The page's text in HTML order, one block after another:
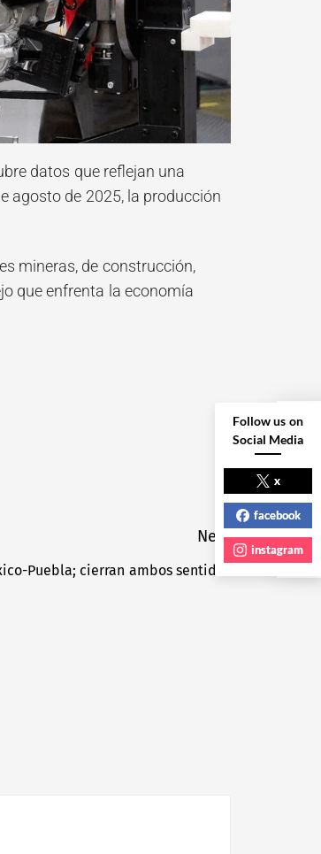
datos que reflejan una
agosto de 2025, la producción
mineras, de construcción,
que enfrenta la economía
Next
Puebla; cierran ambos sentidos
NEXT POST
Follow us on
Social Media
x
facebook
instagram